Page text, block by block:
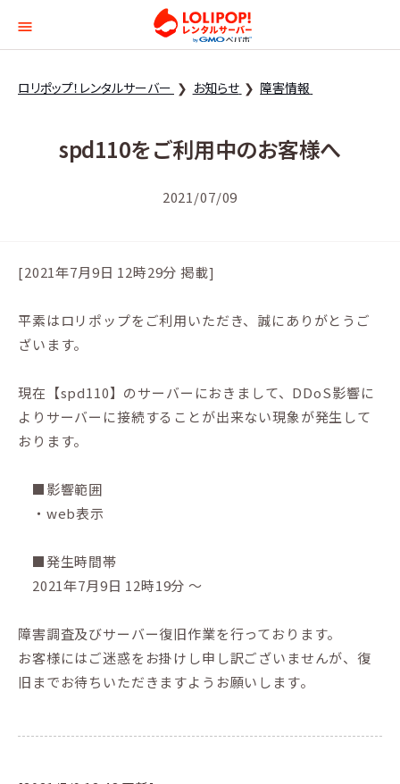
ロリポップ！レンタル
ロリポップ！レンタルサーバー お知らせ 障害情報
spd110をご利用中のお客様へ
2021/07/09
[2021年7月9日 12時29分 掲載]
平素はロリポップをご利用いただき、誠にありがとうご
ざいます。
現在【spd110】のサーバーにおきまして、DDoS影響に
よりサーバーに接続することが出来ない現象が発生して
おります。
■影響範囲
・web表示
■発生時間帯
2021年7月9日 12時19分 ～
障害調査及びサーバー復旧作業を行っております。
お客様にはご迷惑をお掛けし申し訳ございませんが、復
旧までお待ちいただきますようお願いします。